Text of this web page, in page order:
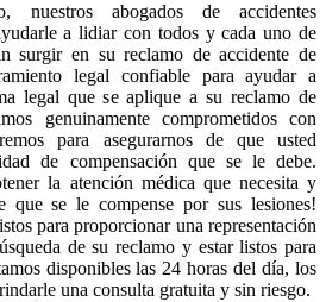
abogados de accidentes
a lidiar con todos y cada uno de
surgir en su reclamo de accidente de
legal confiable para ayudar a
legal que se aplique a su reclamo de
genuinamente comprometidos con
para asegurarnos de que usted
de compensación que se le debe.
la atención médica que necesita y
que se le compense por sus lesiones!
para proporcionar una representación
de su reclamo y estar listos para
disponibles las 24 horas del día, los
una consulta gratuita y sin riesgo.